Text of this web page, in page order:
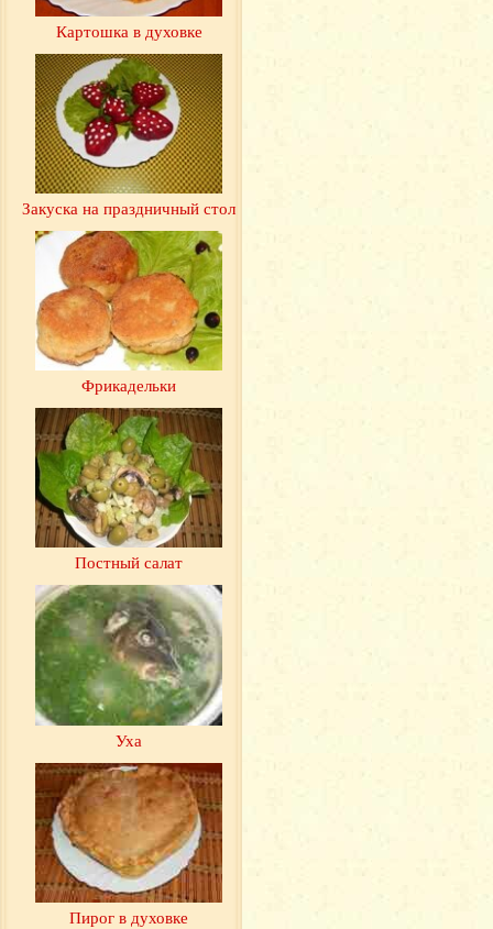
Картошка в духовке
Закуска на праздничный стол
Фрикадельки
Постный салат
Уха
Пирог в духовке